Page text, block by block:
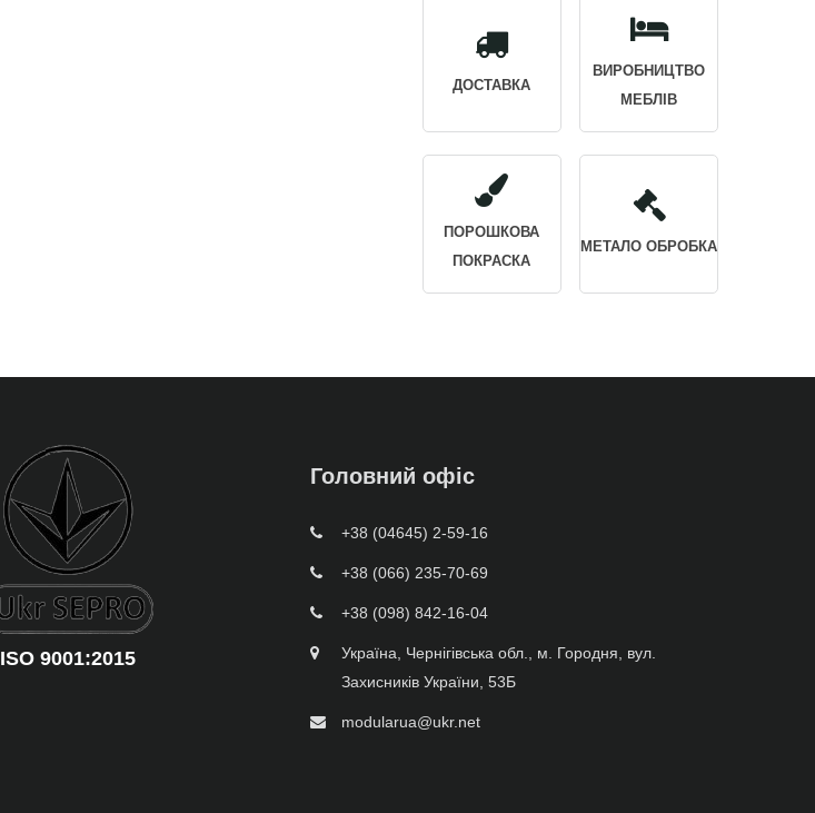
ДОСТАВКА
ВИРОБНИЦТВО
МЕБЛІВ
МЕТАЛО ОБРОБКА
ПОРОШКОВА
ПОКРАСКА
ISO 9001:2015
Головний офіс
+38 (04645) 2-59-16
+38 (066) 235-70-69
+38 (098) 842-16-04
Україна, Чернігівська обл., м. Городня, вул.
Захисників України, 53Б
modularua@ukr.net